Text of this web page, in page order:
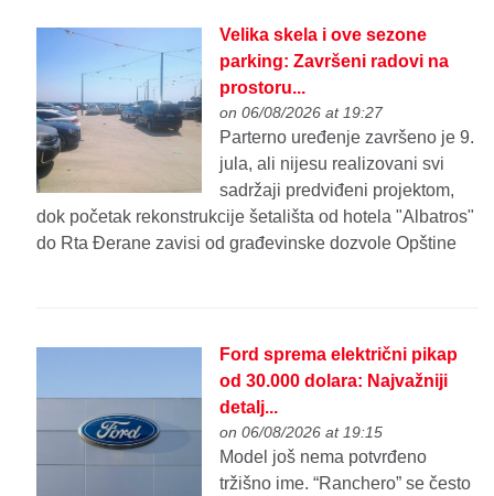
Velika skela i ove sezone
parking: Završeni radovi na
prostoru...
on 06/08/2026 at 19:27
Parterno uređenje završeno je 9.
jula, ali nijesu realizovani svi
sadržaji predviđeni projektom,
dok početak rekonstrukcije šetališta od hotela "Albatros"
do Rta Đerane zavisi od građevinske dozvole Opštine
Ford sprema električni pikap
od 30.000 dolara: Najvažniji
detalj...
on 06/08/2026 at 19:15
Model još nema potvrđeno
tržišno ime. “Ranchero” se često